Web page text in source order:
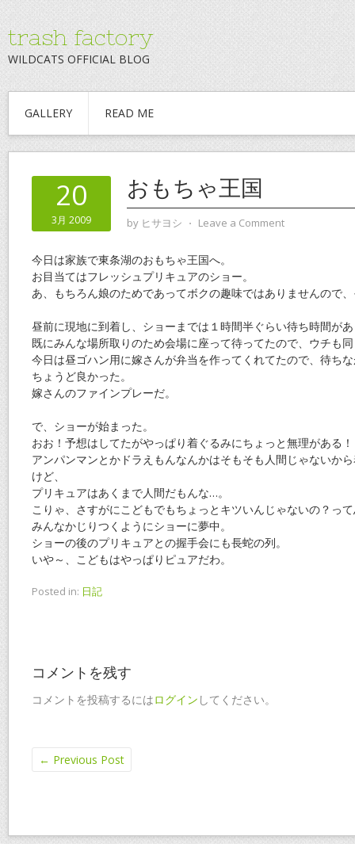
trash factory
WILDCATS OFFICIAL BLOG
GALLERY READ ME
20
3月 2009
おもちゃ王国
by ヒサヨシ ⋅ Leave a Comment
今日は家族で東条湖のおもちゃ王国へ。
お目当てはフレッシュプリキュアのショー。
あ、もちろん娘のためであってボクの趣味ではありませんので
昼前に現地に到着し、ショーまでは１時間半ぐらい待ち時間が
既にみんな場所取りのため会場に座って待ってたので、ウチも
今日は昼ゴハン用に嫁さんが弁当を作ってくれてたので、待ち
ちょうど良かった。
嫁さんのファインプレーだ。
で、ショーが始まった。
おお！予想はしてたがやっぱり着ぐるみにちょっと無理がある
アンパンマンとかドラえもんなんかはそもそも人間じゃないか
けど、
プリキュアはあくまで人間だもんな…。
こりゃ、さすがにこどもでもちょっとキツいんじゃないの？っ
みんなかじりつくようにショーに夢中。
ショーの後のプリキュアとの握手会にも長蛇の列。
いや～、こどもはやっぱりピュアだわ。
Posted in: 日記
コメントを残す
コメントを投稿するにはログイン してください。
← Previous Post